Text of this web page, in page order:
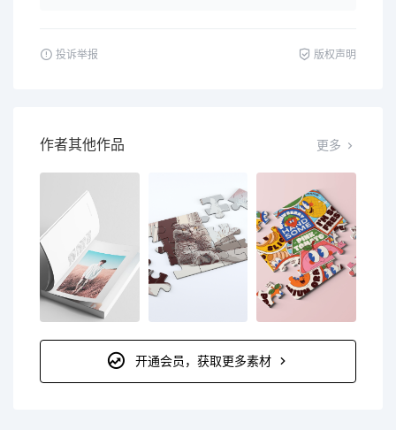
投诉举报 版权声明
作者其他作品 更多
开通会员，获取更多素材